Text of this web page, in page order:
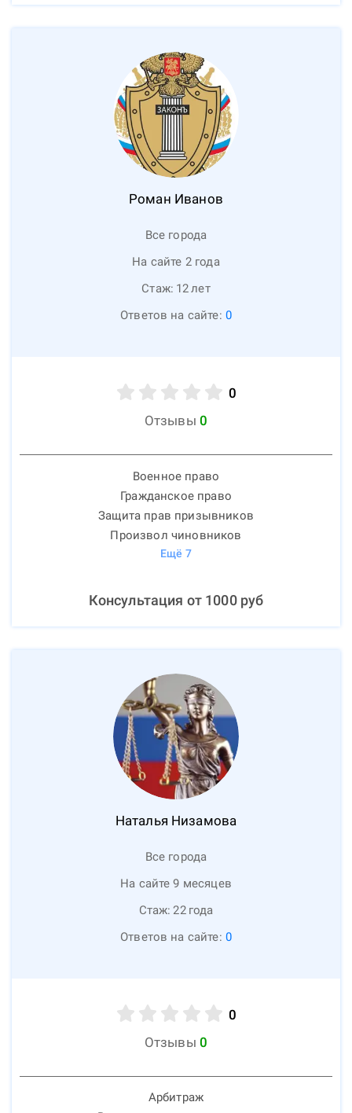
Роман Иванов
Все города
На сайте 2 года
Стаж: 12лет
Ответов на сайте: 0
0
Отзывы 0
Военное право
Гражданское право
Защита прав призывников
Произвол чиновников
Ещё 7
Консультация от 1000руб
Наталья Низамова
Все города
На сайте 9 месяцев
Стаж: 22 года
Ответов на сайте: 0
0
Отзывы 0
Арбитраж